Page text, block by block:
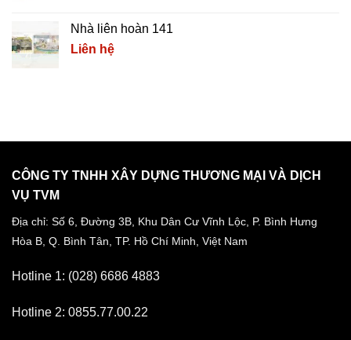
Nhà liên hoàn 141
Liên hệ
CÔNG TY TNHH XÂY DỰNG THƯƠNG MẠI VÀ DỊCH
VỤ TVM
Địa chỉ: Số 6, Đường 3B, Khu Dân Cư Vĩnh Lộc, P. Bình Hưng
Hòa B, Q. Bình Tân, TP. Hồ Chí Minh, Việt Nam
Hotline 1: (028) 6686 4883
Hotline 2: 0855.77.00.22